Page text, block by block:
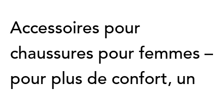
Accessoires pour
chaussures pour femmes –
pour plus de confort, un